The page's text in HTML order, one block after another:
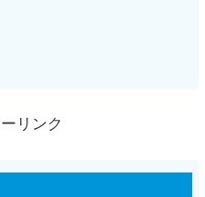
リンク